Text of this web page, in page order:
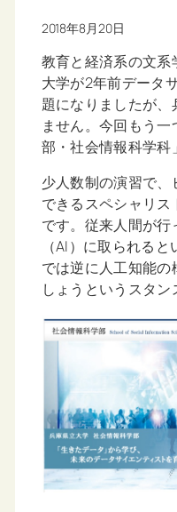
2018年8月20日
教育と経済系の文
大学が2年前データ
題になりましたが
ません。今回もう
部・社会情報科学科
少人数制の演習で
できるスペシャリ
です。従来人間が
（AI）に取られる
では逆に人工知能の
しょうというスタン